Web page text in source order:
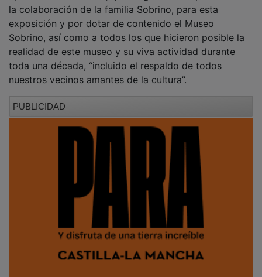
El concejal de Cultura, Javier Toquero, destacó que el
constante evolución”, cuyo entorno urbano va a ser
próximamente remodelado con un ambicioso proyecto
que opta a fondos europeos, “para hacerlo más
accesible e innovador como el espíritu de este museo”.
Toquero también agradeció especialmente la
colaboración de la familia Sobrino, destacando el
convenio firmado en los últimos meses, que garantiza
la continuidad de la actividad cultural en este espacio
emblemático de la ciudad.